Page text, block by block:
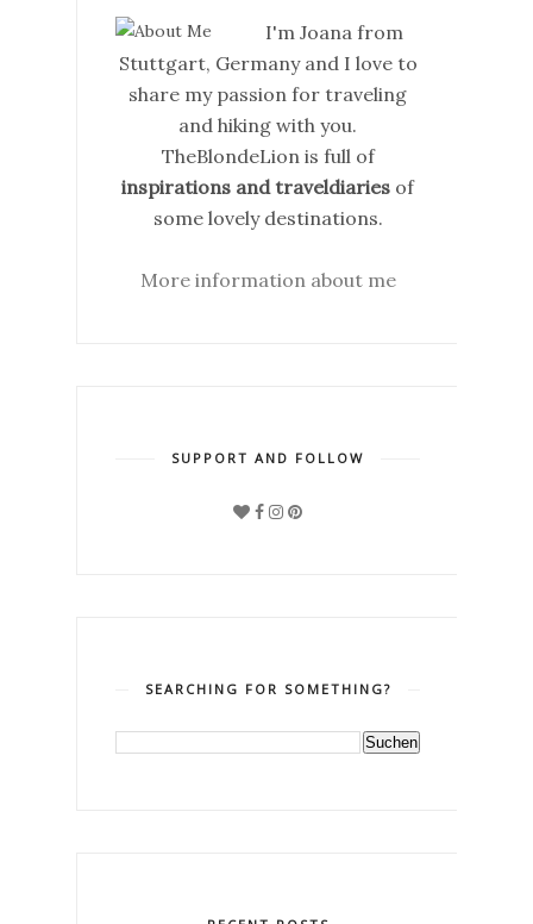
I'm Joana from
Stuttgart, Germany and I love to
share my passion for traveling
and hiking with you.
TheBlondeLion is full of
inspirations and traveldiaries of
some lovely destinations.
More information about me
SUPPORT AND FOLLOW
SEARCHING FOR SOMETHING?